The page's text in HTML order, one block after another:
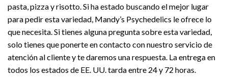
pasta, pizza y risotto. Si ha estado buscando el mejor lugar
para pedir esta variedad, Mandy’s Psychedelics le ofrece lo
que necesita. Si tienes alguna pregunta sobre esta variedad,
solo tienes que ponerte en contacto con nuestro servicio de
atención al cliente y te daremos una respuesta. La entrega en
todos los estados de EE. UU. tarda entre 24 y 72 horas.